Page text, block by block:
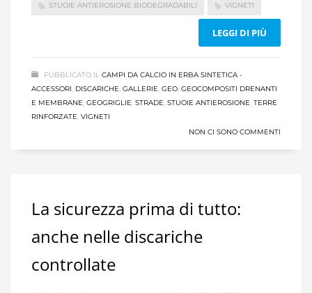
STUOIE ANTIEROSIONE BIODEGRADABILI VIGNETI
LEGGI DI PIÙ
PUBBLICATO IL CAMPI DA CALCIO IN ERBA SINTETICA -
ACCESSORI, DISCARICHE, GALLERIE, GEO, GEOCOMPOSITI DRENANTI
E MEMBRANE, GEOGRIGLIE, STRADE, STUOIE ANTIEROSIONE, TERRE
RINFORZATE, VIGNETI
NON CI SONO COMMENTI
La sicurezza prima di tutto:
anche nelle discariche
controllate